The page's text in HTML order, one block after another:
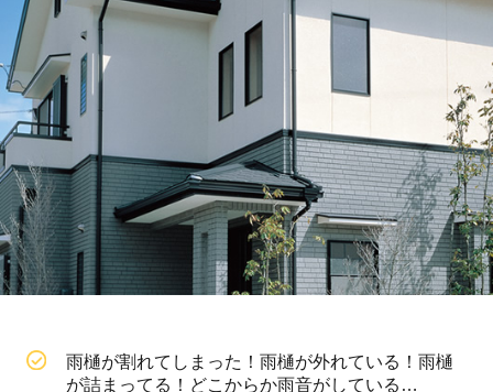
雨樋が割れてしまった！雨樋が外れている！雨樋
が詰まってる！どこからか雨音がしている…